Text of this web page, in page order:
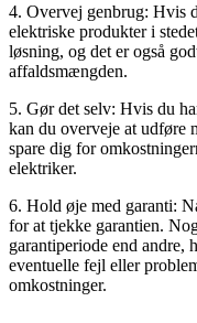
4. Overvej genbrug: Hvis
elektriske produkter i
løsning, og det er også
affaldsmængden.
5. Gør det selv: Hvis du
kan du overveje at udføre
spare dig for
elektriker.
6. Hold øje med garanti:
for at tjekke garantien.
garantiperiode end
eventuelle fejl eller
omkostninger.